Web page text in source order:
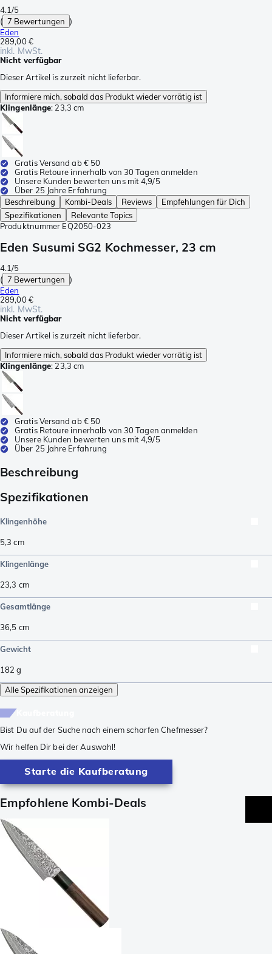
4.1/5
( 7 Bewertungen )
Eden
289,00 €
inkl. MwSt.
Nicht verfügbar
Dieser Artikel is zurzeit nicht lieferbar.
Informiere mich, sobald das Produkt wieder vorrätig ist
Klingenlänge: 23,3 cm
Gratis Versand ab € 50
Gratis Retoure innerhalb von 30 Tagen anmelden
Unsere Kunden bewerten uns mit 4,9/5
Über 25 Jahre Erfahrung
Beschreibung
Kombi-Deals Reviews
Empfehlungen für Dich
Spezifikationen
Relevante Topics
Produktnummer EQ2050-023
Eden Susumi SG2 Kochmesser, 23 cm
4.1/5
( 7 Bewertungen )
Eden
289,00 €
inkl. MwSt.
Nicht verfügbar
Dieser Artikel is zurzeit nicht lieferbar.
Informiere mich, sobald das Produkt wieder vorrätig ist
Klingenlänge: 23,3 cm
Gratis Versand ab € 50
Gratis Retoure innerhalb von 30 Tagen anmelden
Unsere Kunden bewerten uns mit 4,9/5
Über 25 Jahre Erfahrung
Beschreibung
Spezifikationen
Klingenhöhe
5,3 cm
Klingenlänge
23,3 cm
Gesamtlänge
36,5 cm
Gewicht
182 g
Alle Spezifikationen anzeigen
Bist Du auf der Suche nach einem scharfen Chefmesser?
Wir helfen Dir bei der Auswahl!
Starte die Kaufberatung
Empfohlene Kombi-Deals